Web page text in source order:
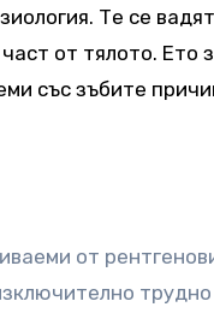
Те се
от тялото. Ето
със зъбите
от